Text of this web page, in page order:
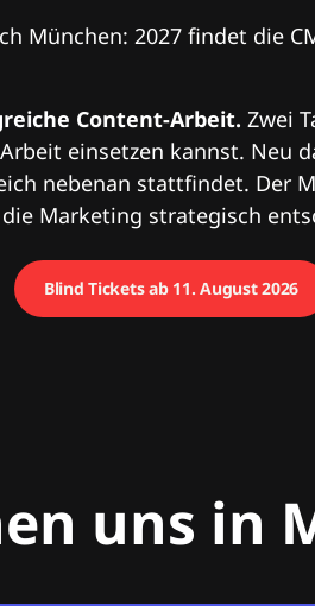
München: 2027 findet die
Content-Arbeit. Zwei
einsetzen kannst. Neu
nebenan stattfindet. Der
Marketing strategisch
Blind Tickets ab 11. August 2026
uns in